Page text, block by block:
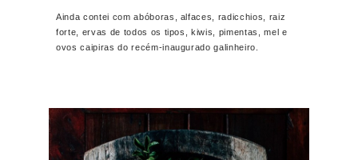
Ainda contei com abóboras, alfaces, radicchios, raiz
forte, ervas de todos os tipos, kiwis, pimentas, mel e
ovos caipiras do recém-inaugurado galinheiro.